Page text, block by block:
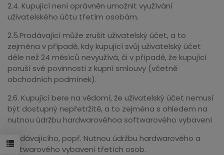
2.4. Kupující není oprávněn umožnit využívání
uživatelského účtu třetím osobám.
2.5.Prodávající může zrušit uživatelský účet, a to
zejména v případě, kdy kupující svůj uživatelský účet
déle než 24 měsíců nevyužívá, či v případě, že kupující
poruší své povinnosti z kupní smlouvy (včetně
obchodních podmínek).
2.6. Kupující bere na vědomí, že uživatelský účet nemusí
být dostupný nepřetržitě, a to zejména s ohledem na
nutnou údržbu hardwarovéhoa softwarového vybavení
prodávajícího, popř. Nutnou údržbu hardwarového a
softwarového vybavení třetích osob.